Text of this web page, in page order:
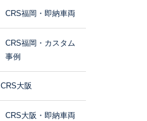
CRS福岡・即納車両
CRS福岡・カスタム
事例
CRS大阪
CRS大阪・即納車両